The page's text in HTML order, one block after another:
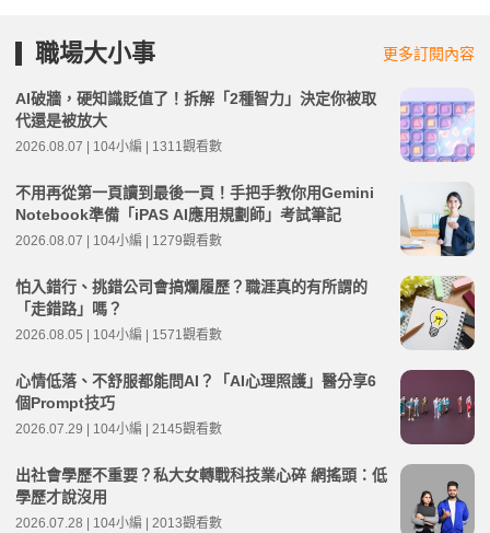
職場大小事 更多訂閱內容
AI破牆，硬知識貶值了！拆解「2種智力」決定你被取
代還是被放大
2026.08.07 | 104小編 | 1311觀看數
不用再從第一頁讀到最後一頁！手把手教你用Gemini
Notebook準備「iPAS AI應用規劃師」考試筆記
2026.08.07 | 104小編 | 1279觀看數
怕入錯行、挑錯公司會搞爛履歷？職涯真的有所謂的
「走錯路」嗎？
2026.08.05 | 104小編 | 1571觀看數
心情低落、不舒服都能問AI？「AI心理照護」醫分享6
個Prompt技巧
2026.07.29 | 104小編 | 2145觀看數
出社會學歷不重要？私大女轉戰科技業心碎 網搖頭：低
學歷才說沒用
2026.07.28 | 104小編 | 2013觀看數